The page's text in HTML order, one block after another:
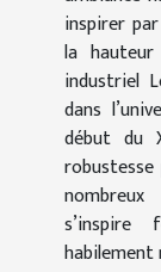
inspirer
la
industriel
dans
début du
habilement